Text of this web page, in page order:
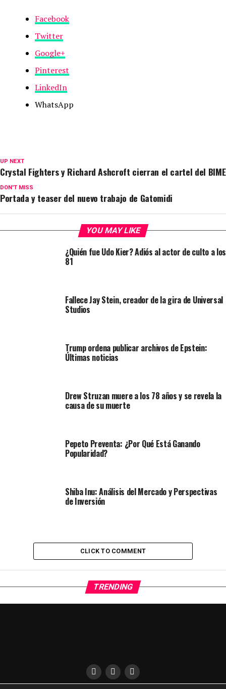
Facebook
Twitter
Google+
Pinterest
LinkedIn
WhatsApp
UP NEXT
Crystal Fighters y Richard Ashcroft cierran el cartel del BIME
DON'T MISS
Portada y teaser del nuevo trabajo de Gatomidi
YOU MAY LIKE
¿Quién fue Udo Kier? Adiós al actor de culto a los
81
Fallece Jay Stein, creador de la gira de Universal
Studios
Trump ordena publicar archivos de Epstein:
Últimas noticias
Drew Struzan muere a los 78 años y se revela la
causa de su muerte
Pepeto Preventa: ¿Por Qué Está Ganando
Popularidad?
Shiba Inu: Análisis del Mercado y Perspectivas
de Inversión
CLICK TO COMMENT
TRENDING